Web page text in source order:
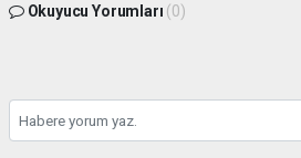
Okuyucu Yorumları (0)